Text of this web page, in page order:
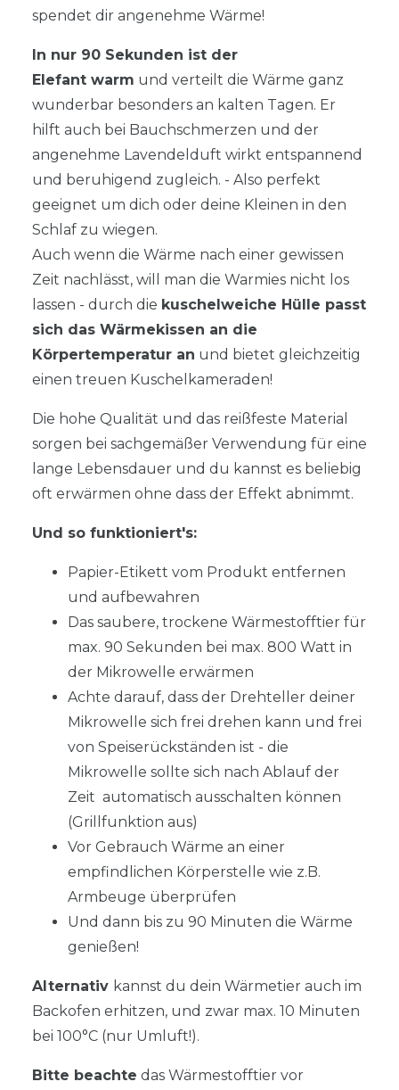
spendet dir angenehme Wärme!
In nur 90 Sekunden ist der
Elefant warm und verteilt die Wärme ganz
wunderbar besonders an kalten Tagen. Er
hilft auch bei Bauchschmerzen und der
angenehme Lavendelduft wirkt entspannend
und beruhigend zugleich. - Also perfekt
geeignet um dich oder deine Kleinen in den
Schlaf zu wiegen.
Auch wenn die Wärme nach einer gewissen
Zeit nachlässt, will man die Warmies nicht los
lassen - durch die kuschelweiche Hülle passt
sich das Wärmekissen an die
Körpertemperatur an und bietet gleichzeitig
einen treuen Kuschelkameraden!
Die hohe Qualität und das reißfeste Material
sorgen bei sachgemäßer Verwendung für eine
lange Lebensdauer und du kannst es beliebig
oft erwärmen ohne dass der Effekt abnimmt.
Und so funktioniert's:
Papier-Etikett vom Produkt entfernen
und aufbewahren
Das saubere, trockene Wärmestofftier für
max. 90 Sekunden bei max. 800 Watt in
der Mikrowelle erwärmen
Achte darauf, dass der Drehteller deiner
Mikrowelle sich frei drehen kann und frei
von Speiserückständen ist - die
Mikrowelle sollte sich nach Ablauf der
Zeit automatisch ausschalten können
(Grillfunktion aus)
Vor Gebrauch Wärme an einer
empfindlichen Körperstelle wie z.B.
Armbeuge überprüfen
Und dann bis zu 90 Minuten die Wärme
genießen!
Alternativ kannst du dein Wärmetier auch im
Backofen erhitzen, und zwar max. 10 Minuten
bei 100°C (nur Umluft!).
Bitte beachte das Wärmestofftier vor